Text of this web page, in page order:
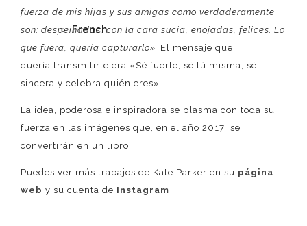
French
fuerza de mis hijas y sus amigas como verdaderamente
son: despeinadas, con la cara sucia, enojadas, felices. Lo
que fuera, quería capturarlo». El mensaje que
quería transmitirle era «Sé fuerte, sé tú misma, sé
sincera y celebra quién eres».
La idea, poderosa e inspiradora se plasma con toda su
fuerza en las imágenes que, en el año 2017 se
convertirán en un libro.
Puedes ver más trabajos de Kate Parker en su página
web y su cuenta de Instagram